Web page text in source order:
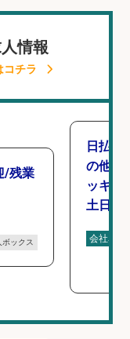
情報
コチラ
/残業
ックス
日払い
の他/
ッキン
土日休
会社名